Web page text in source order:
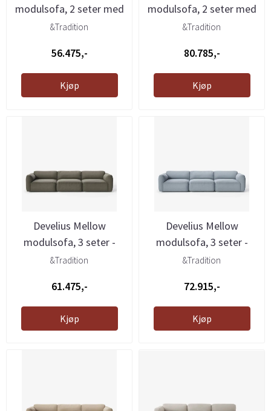
modulsofa, 2 seter med
sjeselong ...
&Tradition
56.475,-
Kjøp
modulsofa, 2 seter med
sjeselong ...
&Tradition
80.785,-
Kjøp
Develius Mellow
modulsofa, 3 seter -
Barnum 08, ...
&Tradition
61.475,-
Kjøp
Develius Mellow
modulsofa, 3 seter -
Cifrado 741, ...
&Tradition
72.915,-
Kjøp